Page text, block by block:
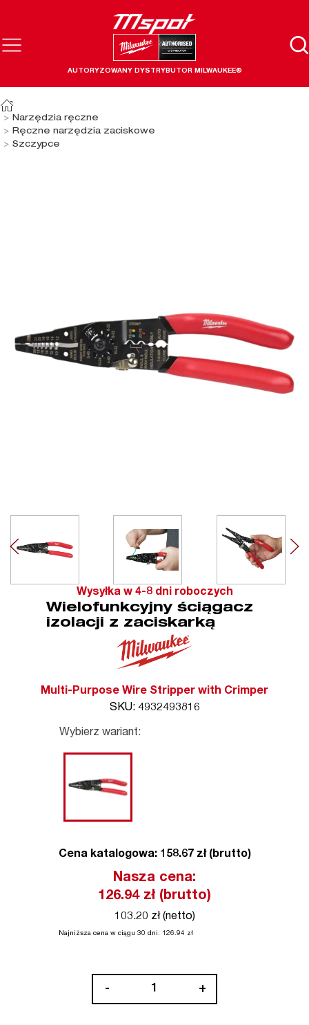
AUTORYZOWANY DYSTRYBUTOR MILWAUKEE®
Narzędzia ręczne
Ręczne narzędzia zaciskowe
Szczypce
Wysyłka w 4-8 dni roboczych
Wielofunkcyjny ściągacz
izolacji z zaciskarką
Multi-Purpose Wire Stripper with Crimper
SKU: 4932493816
Wybierz wariant:
Cena katalogowa: 158.67 zł (brutto)
Nasza cena:
126.94zł (brutto)
103.20 zł (netto)
Najniższa cena w ciągu 30 dni: 126.94 zł
- +